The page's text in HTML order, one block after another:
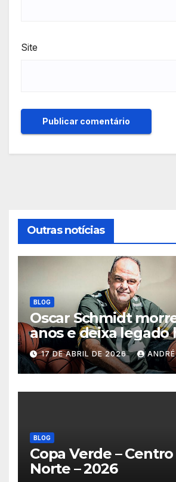
Site
Outras notícias
BLOG
Oscar Schmidt
anos e deixa legado
no basquete
17 DE ABRIL DE 2026
BLOG
Copa Verde –
Norte – 2026